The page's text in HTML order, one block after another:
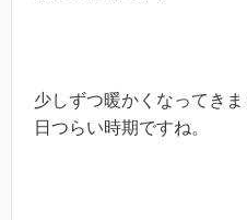
少しずつ暖かくなってき
日つらい時期ですね。